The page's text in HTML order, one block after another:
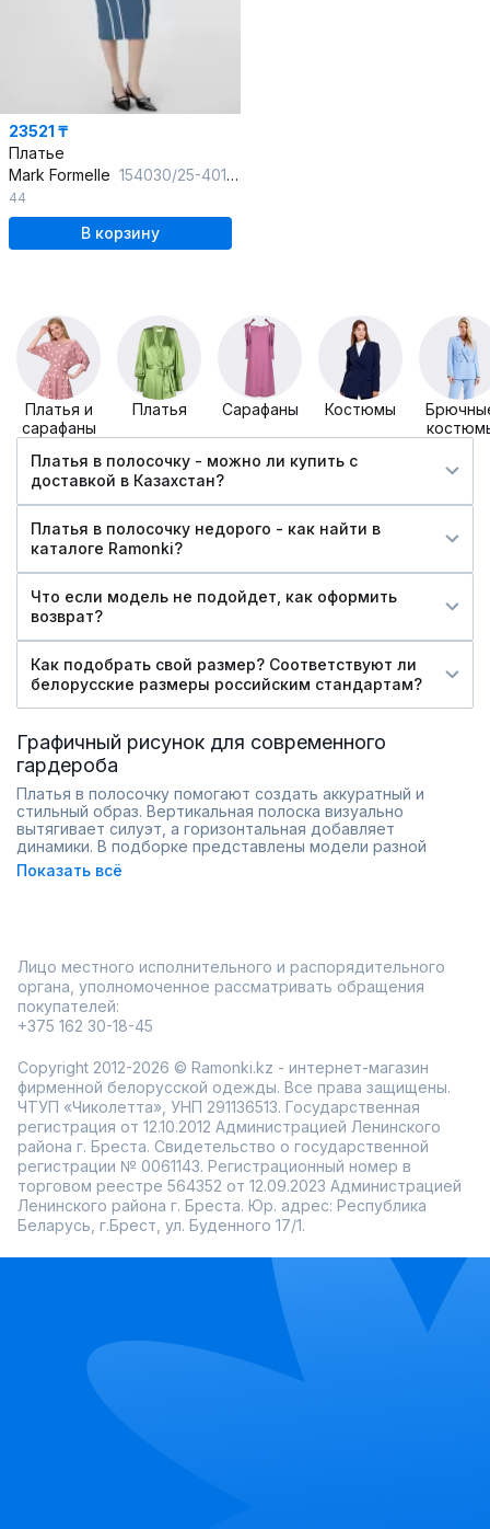
23521 ₸
Платье
Mark Formelle 154030/25-40175Ц-1 турмалин
44
В корзину
Платья и
сарафаны
Платья Сарафаны Костюмы
Платья в полосочку - можно ли купить c
доставкой в Казахстан?
Платья в полосочку недорого - как найти в
каталоге Ramonki?
Что если модель не подойдет, как оформить
возврат?
Как подобрать свой размер? Соответствуют ли
белорусские размеры российским стандартам?
Графичный рисунок для современного
гардероба
Платья в полосочку помогают создать аккуратный и
стильный образ. Вертикальная полоска визуально
вытягивает силуэт, а горизонтальная добавляет
динамики. В подборке представлены модели разной
длины и кроя — от повседневных до более
выразительных.
выбор.
актуальный графичный принт;
разные направления полоски;
варианты для разных сезонов;
Ramonki предлагает удобный онлайн-выбор, быструю
доставку по России и возможность примерки перед
покупкой.
Показать всё
Лицо местного исполнительного и распорядительного
органа, уполномоченное рассматривать обращения
покупателей:
+375 162 30-18-45
Copyright 2012-2026 © Ramonki.kz - интернет-магазин
фирменной белорусской одежды. Все права защищены.
ЧТУП «Чиколетта», УНП 291136513. Государственная
регистрация от 12.10.2012 Администрацией Ленинского
района г. Бреста. Свидетельство о государственной
регистрации № 0061143. Регистрационный номер в
торговом реестре 564352 от 12.09.2023 Администрацией
Ленинского района г. Бреста. Юр. адрес: Республика
Беларусь, г.Брест, ул. Буденного 17/1.